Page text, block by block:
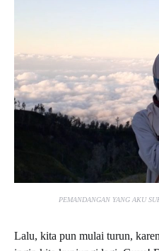
PEMANDANGAN YANG AKU
Lalu, kita pun mulai turun,